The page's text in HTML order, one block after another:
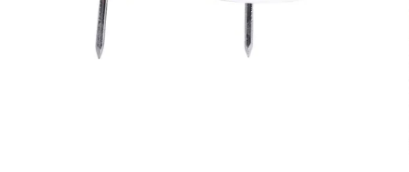
Cuisine et art de la table
Zoomer sur l'image